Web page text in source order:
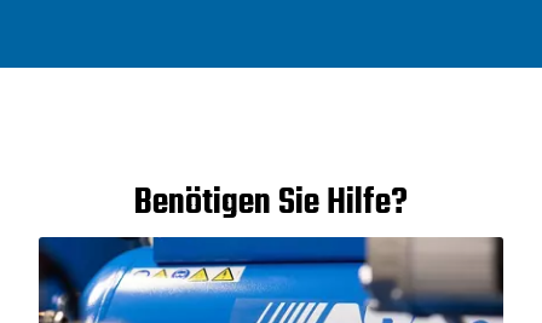
Benötigen Sie Hilfe?